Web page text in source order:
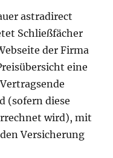
astradirect
Schließfächer
der Firma
eine
(sofern diese
wird), mit
Versicherung